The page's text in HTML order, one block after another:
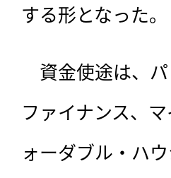
する形となった。
資金使途は、
ファイナンス、
ォーダブル・ハ